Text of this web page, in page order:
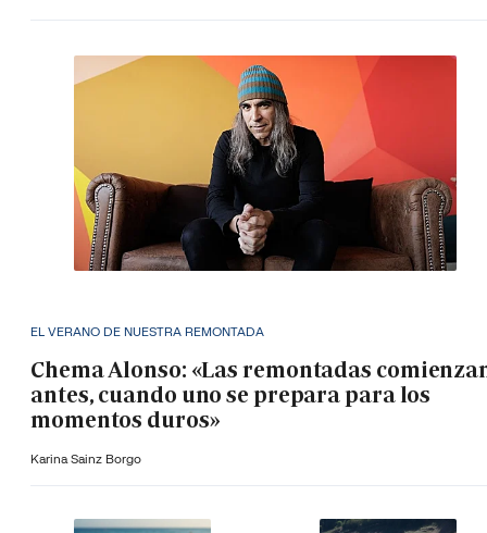
EL VERANO DE NUESTRA REMONTADA
Chema Alonso: «Las remontadas
antes, cuando uno se prepara para los
momentos duros»
Karina Sainz Borgo